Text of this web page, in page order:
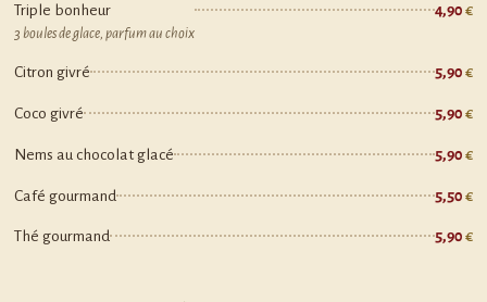
Triple bonheur
3 boules de glace, parfum au choix
4,90
Citron givré 5,90
Coco givré 5,90
Nems au chocolat glacé 5,90
Café gourmand 5,50
Thé gourmand 5,90